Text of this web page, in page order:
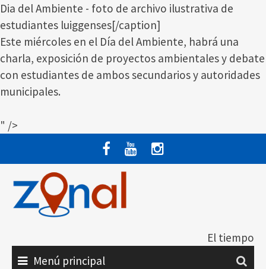
Dia del Ambiente - foto de archivo ilustrativa de
estudiantes luiggenses[/caption]
Este miércoles en el Día del Ambiente, habrá una
charla, exposición de proyectos ambientales y debate
con estudiantes de ambos secundarios y autoridades
municipales.
" />
contenido
El tiempo
Menú principal